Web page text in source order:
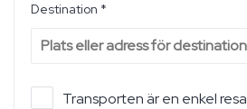
Destination *
Transporten är en enkel resa